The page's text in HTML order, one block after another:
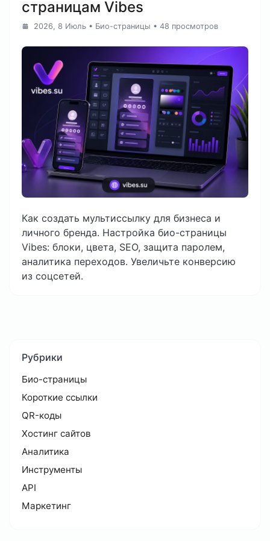
страницам Vibes
2026, 8 Июль • Био-страницы • 48 просмотров
Как создать мультиссылку для бизнеса и
личного бренда. Настройка био-страницы
Vibes: блоки, цвета, SEO, защита паролем,
аналитика переходов. Увеличьте конверсию
из соцсетей.
Рубрики
Био-страницы
Короткие ссылки
QR-коды
Хостинг сайтов
Аналитика
Инструменты
API
Маркетинг